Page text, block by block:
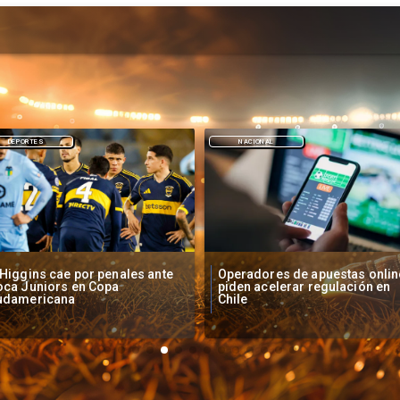
de apuestas online
acelerar regulación en
NACIONAL
Fallece Lucy López Cruz,
primera medallista chilena en
Juegos Panamericanos
DEPORTES